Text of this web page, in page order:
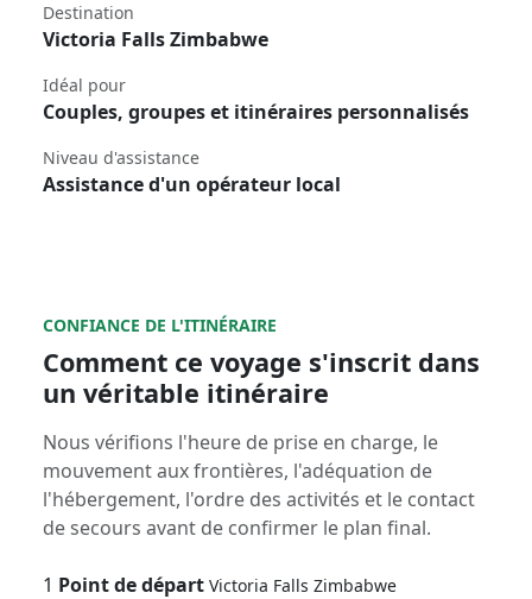
Destination
Victoria Falls Zimbabwe
Idéal pour
Couples, groupes et itinéraires personnalisés
Niveau d'assistance
Assistance d'un opérateur local
CONFIANCE DE L'ITINÉRAIRE
Comment ce voyage s'inscrit dans
un véritable itinéraire
Nous vérifions l'heure de prise en charge, le
mouvement aux frontières, l'adéquation de
l'hébergement, l'ordre des activités et le contact
de secours avant de confirmer le plan final.
1 Point de départ Victoria Falls Zimbabwe